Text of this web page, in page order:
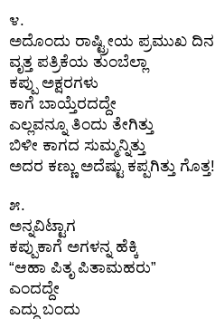
೪.
ಅದೊಂದು ರಾಷ್ಟ್ರೀಯ ಪ್ರಮುಖ ದಿನ
ವೃತ್ತ ಪತ್ರಿಕೆಯ ತುಂಬೆಲ್ಲಾ
ಕಪ್ಪು ಅಕ್ಷರಗಳು
ಕಾಗೆ ಬಾಯ್ತೆರದದ್ದೇ
ಎಲ್ಲವನ್ನೂ ತಿಂದು ತೇಗಿತ್ತು
ಬಿಳೀ ಕಾಗದ ಸುಮ್ಮನ್ನಿತ್ತು
ಅದರ ಕಣ್ಣು ಅದೆಷ್ಟು ಕಪ್ಪಗಿತ್ತು ಗೊತ್ತ!
೫.
ಅನ್ನವಿಟ್ಟಾಗ
ಕಪ್ಪುಕಾಗೆ ಅಗಳನ್ನ ಹೆಕ್ಕಿ
“ಆಹಾ ಪಿತೃ ಪಿತಾಮಹರು”
ಎಂದದ್ದೇ
ಎದ್ದು ಬಂದು